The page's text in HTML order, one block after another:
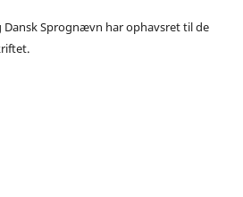
Sprognævn har ophavsret til de